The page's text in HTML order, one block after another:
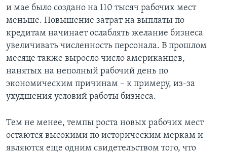
и мае было создано на 110 тысяч рабочих мест
меньше. Повышение затрат на выплаты по
кредитам начинает ослаблять желание бизнеса
увеличивать численность персонала. В прошлом
месяце также выросло число американцев,
нанятых на неполный рабочий день по
экономическим причинам – к примеру, из-за
ухудшения условий работы бизнеса.
Тем не менее, темпы роста новых рабочих мест
остаются высокими по историческим меркам и
являются еще одним свидетельством того, что